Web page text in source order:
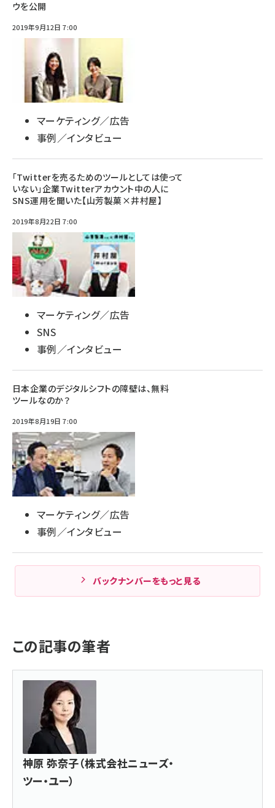
ウを公開
2019年9月12日 7:00
マーケティング／広告
事例／インタビュー
「Twitterを売るためのツールとしては使って
いない」企業Twitterアカウント中の人に
SNS運用を聞いた【山芳製菓×井村屋】
2019年8月22日 7:00
マーケティング／広告
SNS
事例／インタビュー
日本企業のデジタルシフトの障壁は、無料
ツールなのか？
2019年8月19日 7:00
マーケティング／広告
事例／インタビュー
バックナンバーをもっと見る
この記事の筆者
神原 弥奈子（株式会社ニューズ・
ツー・ユー）